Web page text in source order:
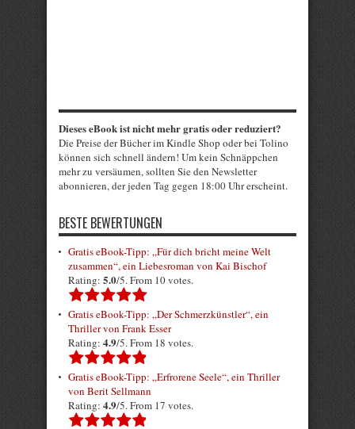
Dieses eBook ist nicht mehr gratis oder reduziert?
Die Preise der Bücher im Kindle Shop oder bei Tolino
können sich schnell ändern! Um kein Schnäppchen
mehr zu versäumen, sollten Sie den Newsletter
abonnieren, der jeden Tag gegen 18:00 Uhr erscheint.
BESTE BEWERTUNGEN
Gratis eBook-Tipp: „Für dich bricht meine Welt
zusammen“, ein Liebesroman von Kai Bischof
Rating: 5.0/5. From 10 votes.
Gratis eBook-Tipp: „Der Schmerzkünstler“, ein
Thriller von Frank Esser
Rating: 4.9/5. From 18 votes.
Gratis eBook-Tipp: „Erfrorene Seele“, ein Thriller
von Berit Sellmann
Rating: 4.9/5. From 17 votes.